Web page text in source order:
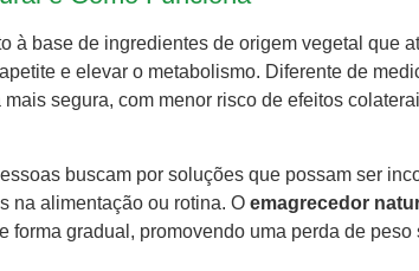
à base de ingredientes de origem vegetal que
e elevar o metabolismo. Diferente de
segura, com menor risco de efeitos
buscam por soluções que possam ser
na alimentação ou rotina. O emagrecedor
forma gradual, promovendo uma perda de